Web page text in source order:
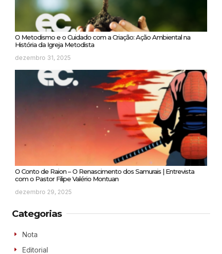
O Metodismo e o Cuidado com a Criação: Ação Ambiental na
História da Igreja Metodista
dezembro 31, 2025
O Conto de Raion – O Renascimento dos Samurais | Entrevista
com o Pastor Filipe Valério Montuan
dezembro 29, 2025
Categorias
Nota
Editorial